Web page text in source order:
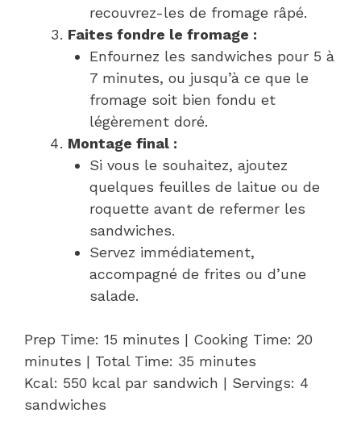
recouvrez-les de fromage râpé.
Faites fondre le fromage :
Enfournez les sandwiches pour 5 à
7 minutes, ou jusqu’à ce que le
fromage soit bien fondu et
légèrement doré.
Montage final :
Si vous le souhaitez, ajoutez
quelques feuilles de laitue ou de
roquette avant de refermer les
sandwiches.
Servez immédiatement,
accompagné de frites ou d’une
salade.
Prep Time: 15 minutes | Cooking Time: 20
minutes | Total Time: 35 minutes
Kcal: 550 kcal par sandwich | Servings: 4
sandwiches